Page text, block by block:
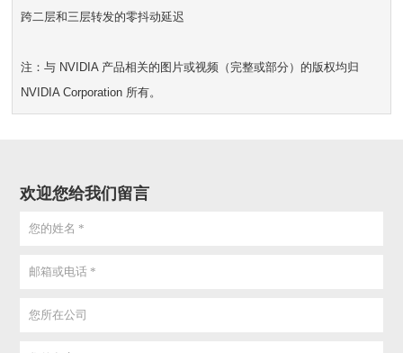
跨二层和三层转发的零抖动延迟
注：与 NVIDIA 产品相关的图片或视频（完整或部分）的版权均归
NVIDIA Corporation 所有。
欢迎您给我们留言